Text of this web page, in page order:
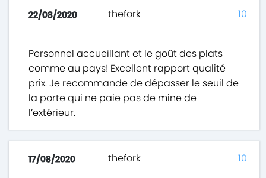
22/08/2020 thefork
Personnel accueillant et le goût des plats
comme au pays! Excellent rapport qualité
prix. Je recommande de dépasser le seuil de
la porte qui ne paie pas de mine de
l’extérieur.
10
17/08/2020 thefork 10